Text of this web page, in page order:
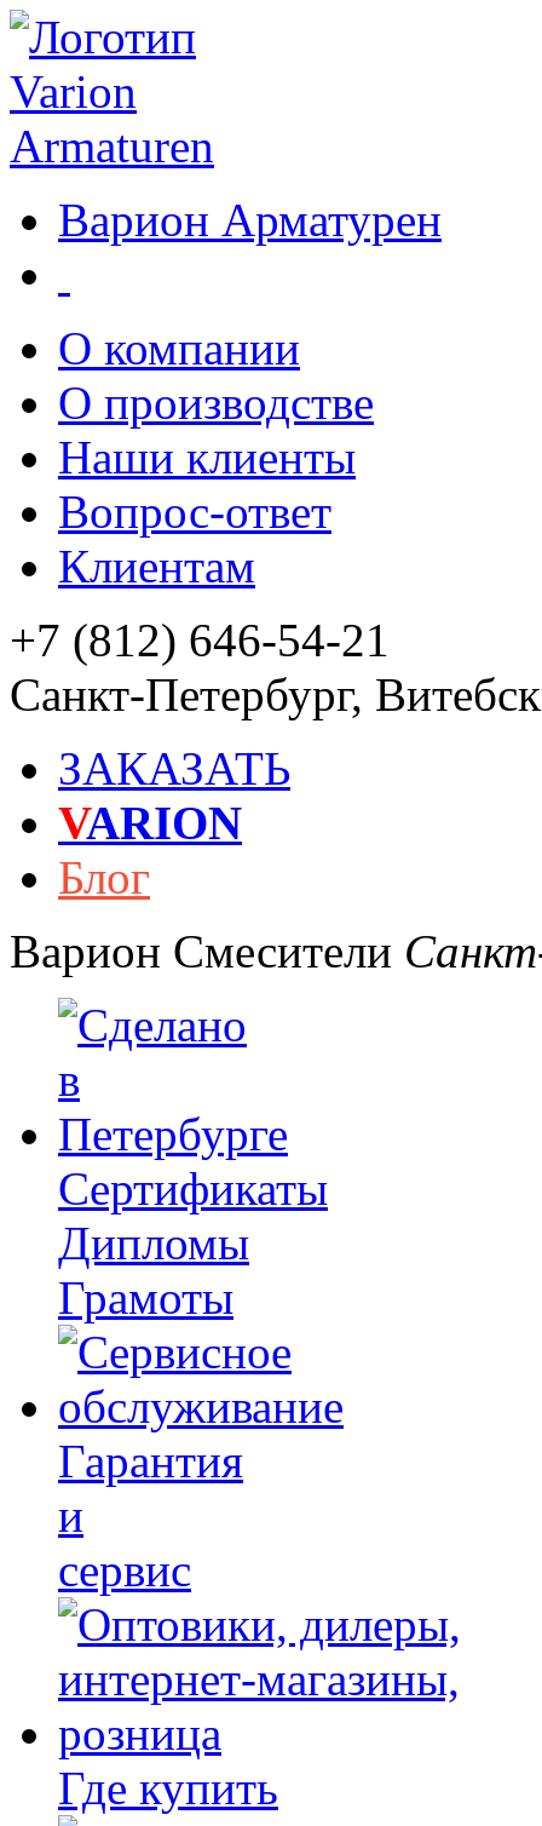
Варион Арматурен
О компании
О производстве
Наши клиенты
Вопрос-ответ
Клиентам
+7 (812) 646-54-21
Санкт-Петербург,
ЗАКАЗАТЬ
VARION
Блог
Варион Смесители
Сертификаты
Дипломы
Грамоты
Гарантия
и
сервис
Где купить